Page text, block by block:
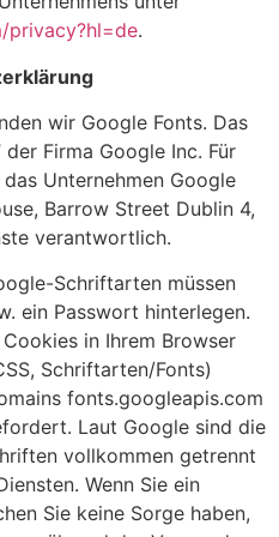
privacy?hl=de.
wir Google Fonts. Das
Firma Google Inc. Für
Unternehmen Google
Barrow Street Dublin 4,
verantwortlich.
Schriftarten müssen
ein Passwort hinterlegen.
in Ihrem Browser
Schriftarten/Fonts)
fonts.googleapis.com
Laut Google sind die
vollkommen getrennt
Wenn Sie ein
Sie keine Sorge haben,